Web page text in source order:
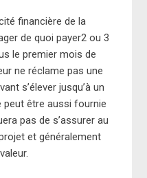
financière de la
de quoi payer2 ou 3
le premier mois de
ne réclame pas une
s’élever jusqu’à un
peut être aussi fournie
pas de s’assurer au
et généralement